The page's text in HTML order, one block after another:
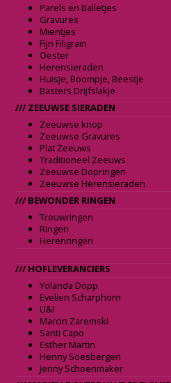
Parels en Balletjes
Gravures
Mientjes
Fijn Filigrain
Oester
Herensieraden
Huisje, Boompje, Beestje
Basters Drijfslakje
/// ZEEUWSE SIERADEN
Zeeuwse knop
Zeeuwse Gravures
Plat Zeeuws
Traditioneel Zeeuws
Zeeuwse Dopringen
Zeeuwse Herensieraden
/// BEWONDER RINGEN
Trouwringen
Ringen
Herenringen
/// HOFLEVERANCIERS
Yolanda Döpp
Evelien Scharphorn
U&I
Marcin Zaremski
Santi Capo
Esther Martin
Henny Soesbergen
Jenny Schoenmaker